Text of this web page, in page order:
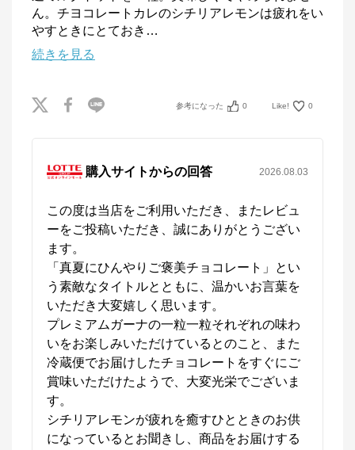
ん。チヨコレートカレのシチリアレモンは疲れをい
やすときにとておき …
続きを見る
参考になった 0 Like! 0
購入サイトからの回答 2026.08.03
この度は当店をご利用いただき、またレビュ
ーをご投稿いただき、誠にありがとうござい
ます。
「真夏にひんやりご褒美チョコレート」とい
う素敵なタイトルとともに、温かいお言葉を
いただき大変嬉しく思います。
プレミアムガーナの一粒一粒それぞれの味わ
いをお楽しみいただけているとのこと、また
冷蔵便でお届けしたチョコレートをすぐにご
賞味いただけたようで、大変光栄でございま
す。
シチリアレモンが疲れを癒すひとときのお供
になっているとお聞きし、商品をお届けする